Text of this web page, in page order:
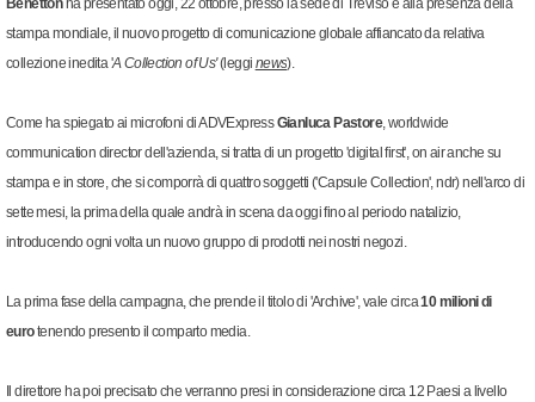
Benetton ha presentato oggi, 22 ottobre, presso la sede di Treviso e alla presenza della
stampa mondiale, il nuovo progetto di comunicazione globale affiancato da relativa
collezione inedita 'A Collection of Us'(leggi news).
Come ha spiegato ai microfoni di ADVExpressGianluca Pastore, worldwide
communication director dell'azienda, si tratta di un progetto 'digital first', on air anche su
stampa e in store, che si comporrà di quattro soggetti ('Capsule Collection', ndr) nell'arco di
sette mesi, la prima della quale andrà in scena da oggi fino al periodo natalizio,
introducendo ogni volta un nuovo gruppo di prodotti nei nostri negozi.
La prima fase della campagna, che prende il titolo di 'Archive', vale circa10 milioni di
eurotenendo presento il comparto media.
Il direttore ha poi precisato che verranno presi in considerazione circa 12 Paesi a livello